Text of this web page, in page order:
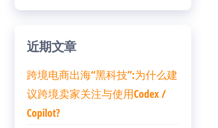
近期文章
跨境电商出海“黑科技”:为什么建
议跨境卖家关注与使用Codex /
Copilot?